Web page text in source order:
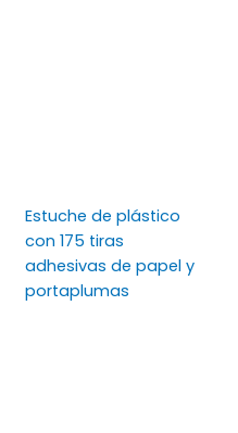
Estuche de plástico
con 175 tiras
adhesivas de papel y
portaplumas